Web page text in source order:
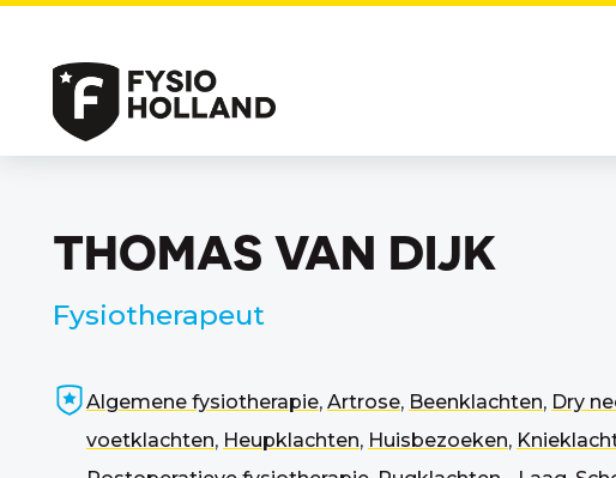
THOMAS VAN DIJK
Fysiotherapeut
Algemene fysiotherapie, Artrose, Beenklachten, Dry
voetklachten, Heupklachten, Huisbezoeken,